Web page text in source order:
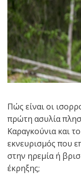
Πώς είναι οι
πρώτη ασυλία
Καραγκούνια και
εκνευρισμός που
στην ηρεμία ή
έκρηξης;